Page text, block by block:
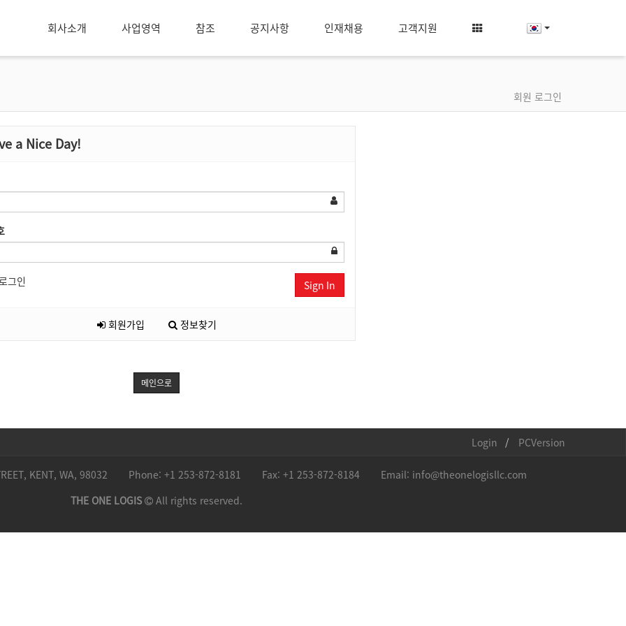
회사소개 사업영역 참조 공지사항 인재채용 고객지원
회원 로그인
a Nice Day!
그인 Sign In
회원가입 정보찾기
메인으로
Login PCVersion
KENT, WA, 98032 Phone: +1 253-872-8181 Fax: +1 253-872-8184
Email: info@theonelogisllc.com
THE ONE LOGIS
All rights reserved.